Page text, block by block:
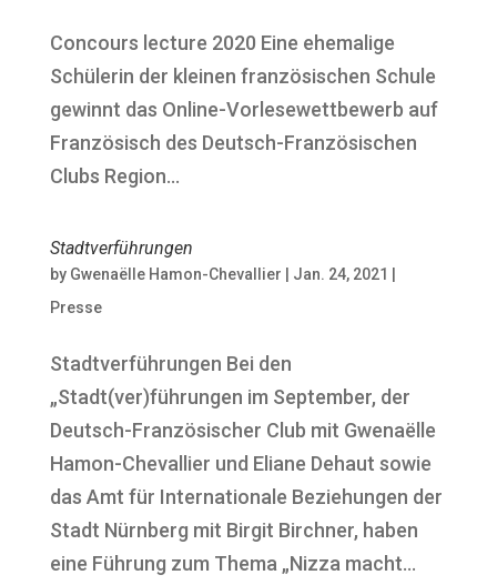
Concours lecture 2020 Eine ehemalige
Schülerin der kleinen französischen Schule
gewinnt das Online-Vorlesewettbewerb auf
Französisch des Deutsch-Französischen
Clubs Region...
Stadtverführungen
by Gwenaëlle Hamon-Chevallier Jan. 24, 2021
Presse
Stadtverführungen Bei den
„Stadt(ver)führungen im September, der
Deutsch-Französischer Club mit Gwenaëlle
Hamon-Chevallier und Eliane Dehaut sowie
das Amt für Internationale Beziehungen der
Stadt Nürnberg mit Birgit Birchner, haben
eine Führung zum Thema „Nizza macht...